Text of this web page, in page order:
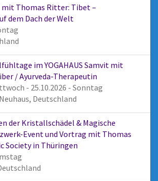
mit Thomas Ritter: Tibet –
dem Dach der Welt
im YOGAHAUS Samvit mit
/ Ayurveda-Therapeutin
- 25.10.2026 - Sonntag
Deutschland
der Kristallschädel & Magische
Event und Vortrag mit Thomas
Society in Thüringen